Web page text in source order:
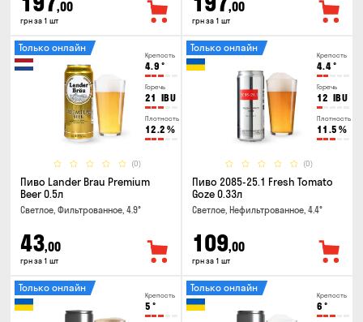
,00
грн за 1 шт
,00
грн за 1 шт
Крепость
4.9 °
Горечь
21 IBU
Плотность
12.2 %
(0)
Только онлайн
Пиво Lander Brau Premium
Beer 0.5л
Светлое, Фильтрованное, 4.9°
43,00
грн за 1 шт
Крепость
4.4°
Горечь
12 IBU
Плотность
11.5 %
(0)
Только онлайн
Пиво 2085-25.1 Fresh Tomato
Goze 0.33л
Светлое, Нефильтрованное, 4.4°
109,00
грн за 1 шт
Крепость
5 °
Только онлайн
Крепость
6 °
Только онлайн